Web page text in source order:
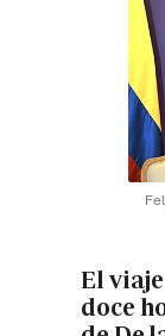
El
doce